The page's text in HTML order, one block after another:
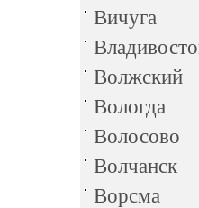
Вичуга
Волжский
Вологда
Волосово
Волчанск
Ворсма